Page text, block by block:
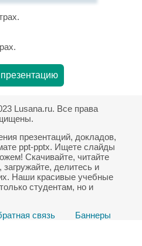
Lusana.ru. Все права
презентаций, докладов,
ppt-pptx. Ищете слайды
Скачивайте, читайте
делитесь и
Наши красивые учебные
студентам, но и
связь Баннеры